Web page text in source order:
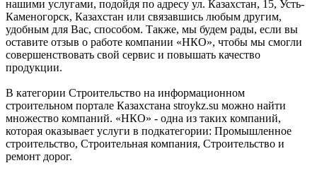
нашими услугами, подойдя по адресу ул. Казахстан, 15, Усть-
Каменогорск, Казахстан или связавшись любым другим,
удобным для Вас, способом. Также, мы будем рады, если вы
оставите отзыв о работе компании «НКО», чтобы мы смогли
совершенствовать свой сервис и повышать качество
продукции.
В категории Строительство на информационном
строительном портале Казахстана stroykz.su можно найти
множество компаний. «НКО» - одна из таких компаний,
которая оказывает услуги в подкатегории: Промышленное
строительство, Строительная компания, Строительство и
ремонт дорог.